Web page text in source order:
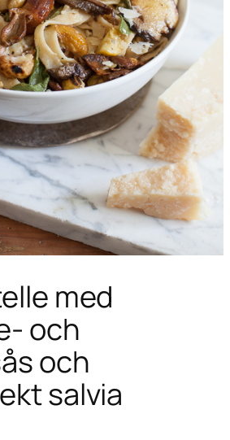
med
och
och
salvia